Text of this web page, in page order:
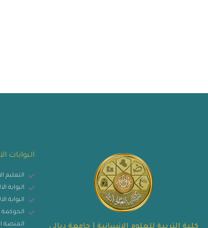
البوابات
التعليم
البوابة
البوابة
الحوكمة
المنصة